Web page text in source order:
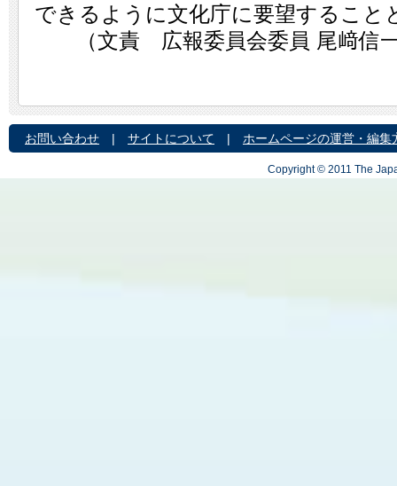
できるように文化庁に要望すること
（文責 広報委員会委員 尾﨑信
お問い合わせ | サイトについて | ホームページの運営・編集
Copyright © 2011 The